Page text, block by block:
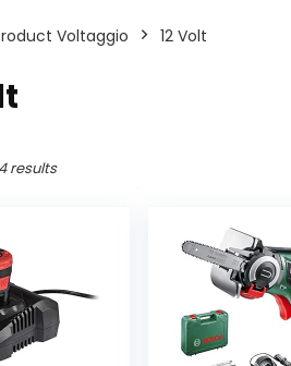
Voltaggio ‎12 Volt
results